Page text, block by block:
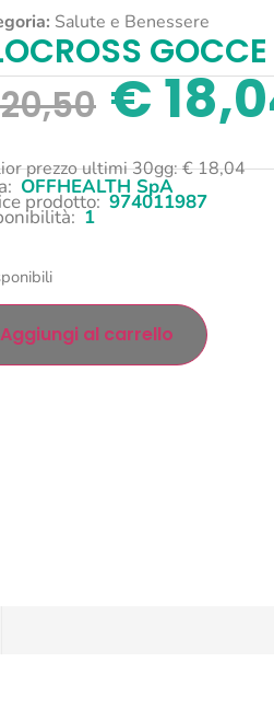
Salute e Benessere
€
prezzo ultimi 30gg:€18,04
OFFHEALTH SpA
prodotto: 974011987
1
Aggiungi al carrello